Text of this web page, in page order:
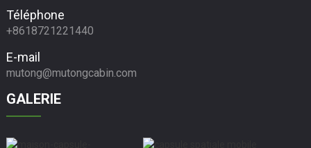
Téléphone
+8618721221440
E-mail
mutong@mutongcabin.com
GALERIE